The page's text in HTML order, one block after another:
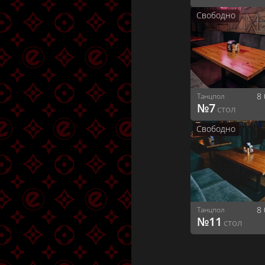
Ядринцевская, 14
Новосибирск
Бабушкина, 291
Ломоносова, 1
Санкт-Петербург
Сююмбике, 40В
Набережные Челны
Рождественская, 23
Свободно
Танцпол 8
№7 стол
Свободно
Танцпол 8
№11 стол